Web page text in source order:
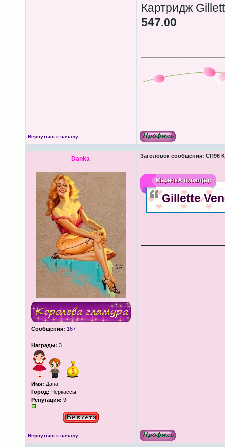
Картридж
547.00
Вернуться к началу
Danka Заголовок сообщения: СП96
Сообщения: 167
Награды: 3
Имя: Дана
Город: Черкассы
Репутация: 9
МаричкАписал(а):
Gillette
Вернуться к началу